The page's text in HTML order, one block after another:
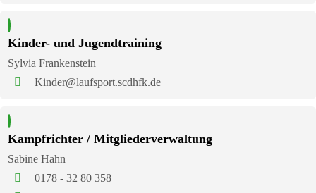
Kinder- und Jugendtraining
Sylvia Frankenstein
Kinder@laufsport.scdhfk.de
Kampfrichter / Mitgliederverwaltung
Sabine Hahn
0178 - 32 80 358